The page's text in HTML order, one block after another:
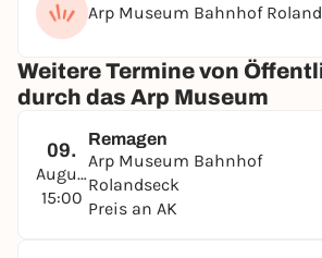
Arp Museum Bahnhof
Weitere Termine von
durch das Arp Museum
09.
August
15:00
Remagen
Arp Museum Bahnhof
Rolandseck
Preis an AK